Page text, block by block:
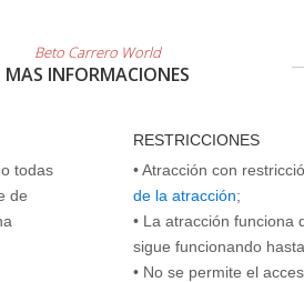
Beto Carrero World
MAS INFORMACIONES
todas
de
RESTRICCIONES
• Atracción con
de la atracción;
• La atracción funciona
sigue funcionando
• No se permite el